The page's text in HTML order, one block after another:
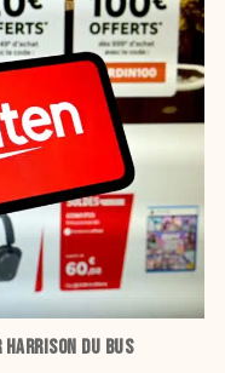
DU BUS